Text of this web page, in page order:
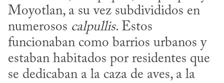
Moyotlan, a su vez subdivididos en
numerosos calpullis. Estos
funcionaban como barrios urbanos y
estaban habitados por residentes que
se dedicaban a la caza de aves, a la